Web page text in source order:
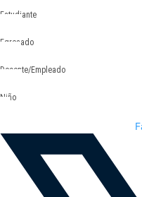
Estudiante
Egresado
Docente/Empleado
Niño